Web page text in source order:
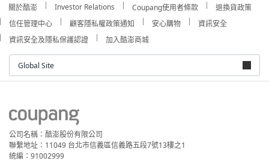
關於酷澎 Investor Relations Coupang使用者條款
退換貨政策
信任管理中心
顧客隱私權政策通知 安心購物
資訊安全
資訊安全及隱私保護認證
加入酷澎商城
Global Site
公司名稱：酷澎股份有限公司
聯繫地址：11049 台北市信義區信義路五段7號13樓之1
統編：91002999